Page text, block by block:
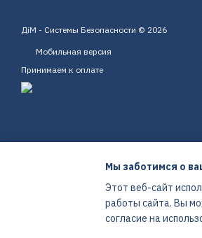
ДіМ - Системы Безопасности © 2026
Мобильная версия
Принимаем к оплате
Интернет-магазин создан с Хорошоп
Мы заботимся о
Этот веб-сайт
работы сайта. Вы
согласие на